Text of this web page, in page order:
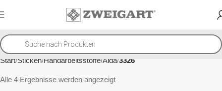
Start Sticken Handarbeitsstoffe Aida 3326
Alle 4 Ergebnisse werden angezeigt